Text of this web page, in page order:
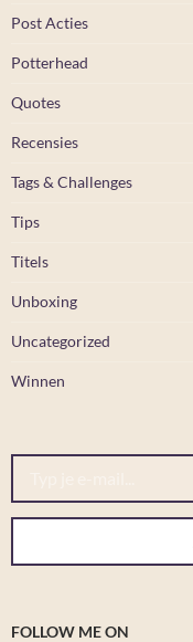
Post Acties
Potterhead
Quotes
Recensies
Tags & Challenges
Tips
Titels
Unboxing
Uncategorized
Winnen
Typ je e-mail...
FOLLOW ME ON